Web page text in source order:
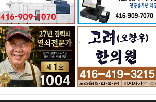
4065 CHESSWOOD
DR. NORTH YORK
Toronto, ON
4065 Chesswood
Drive Toronto, ON
고려(오창우)한의원 -
미시사가지점
전화: 905-270-0343
777 Dundas St W,
Mississauga, ON
고려 오창우 한의원 -
노스욕
전화: 416-226-2624
77 Finch Ave W #302,
North York Toronto,
ON